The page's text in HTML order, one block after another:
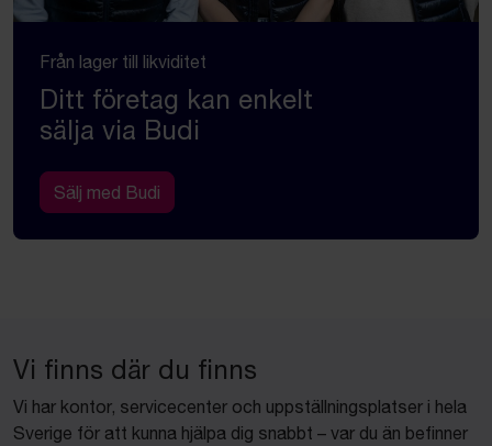
Från lager till likviditet
Ditt företag kan enkelt
sälja via Budi
Sälj med Budi
Vi finns där du finns
Vi har kontor, servicecenter och uppställningsplatser i hela
Sverige för att kunna hjälpa dig snabbt – var du än befinner